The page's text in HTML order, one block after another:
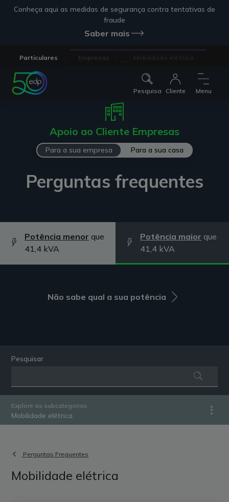
Conheça aqui as medidas de segurança contra tentativas de
fraude
Saber mais
Particulares
Pesquisa Cliente Menu
Apoio ao Cliente Empresas
Para a sua empresa Para a sua casa
Perguntas frequentes
Potência menor que
41,4 kVA
Potência maior que
41,4 kVA
Não sabe qual a sua potência
Pesquisar
Explore as subcategorias
Mobilidade elétrica
Perguntas Frequentes
Mobilidade elétrica